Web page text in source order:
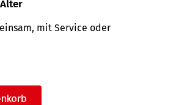
mit Service oder